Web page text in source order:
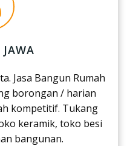
Jasa Bangun Rumah
borongan / harian
kompetitif. Tukang
keramik, toko besi
bangunan.